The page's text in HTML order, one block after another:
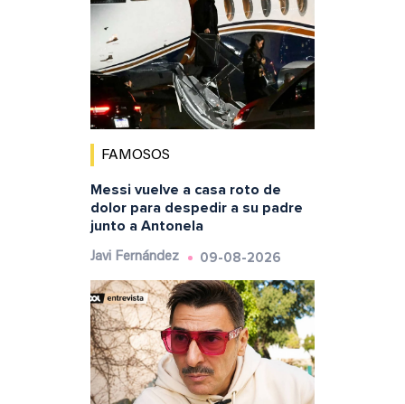
FAMOSOS
Messi vuelve a casa roto de
dolor para despedir a su padre
junto a Antonela
Javi Fernández 09-08-2026